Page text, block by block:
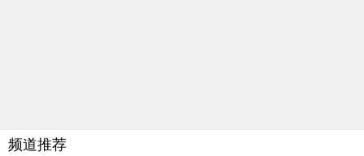
频道推荐